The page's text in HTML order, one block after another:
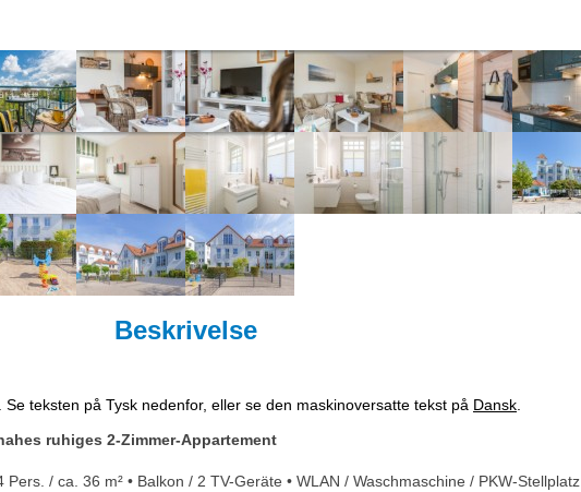
Beskrivelse
teksten på Tysk nedenfor, eller se den maskinoversatte tekst på Dansk
ruhiges 2-Zimmer-Appartement
/ ca. 36 m² • Balkon / 2 TV-Geräte • WLAN / Waschmaschine / PKW-Stellplatz